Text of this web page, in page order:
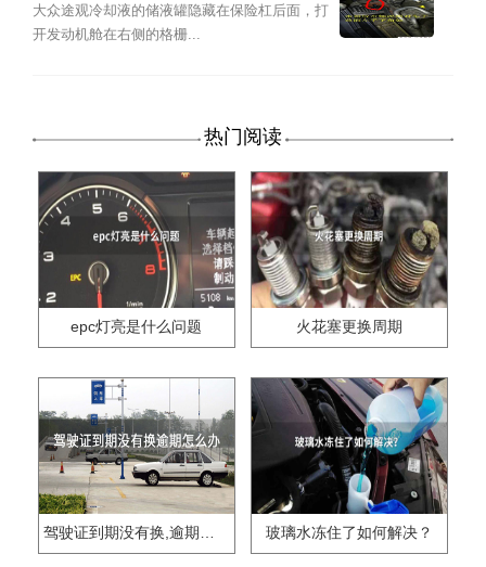
么排空
大众途观冷却液的储液罐隐藏在保险杠后面，打
开发动机舱在右侧的格栅...
热门阅读
epc灯亮是什么问题 火花塞更换周期
驾驶证到期没有换,逾期怎么办?? 玻璃水冻住了如何解决？